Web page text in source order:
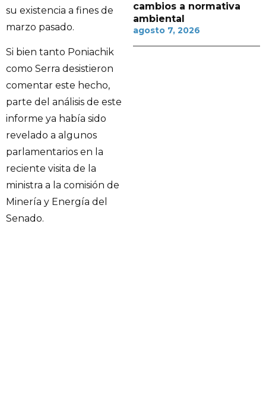
su existencia a fines de
marzo pasado.
Si bien tanto Poniachik
como Serra desistieron
comentar este hecho,
parte del análisis de este
informe ya había sido
revelado a algunos
parlamentarios en la
reciente visita de la
ministra a la comisión de
Minería y Energía del
Senado.
cambios a normativa
ambiental
agosto 7, 2026